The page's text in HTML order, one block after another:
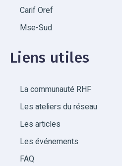
Carif Oref
Mse-Sud
Liens utiles
La communauté RHF
Les ateliers du réseau
Les articles
Les événements
FAQ